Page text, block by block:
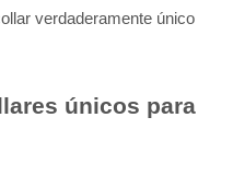
verdaderamente único
únicos para